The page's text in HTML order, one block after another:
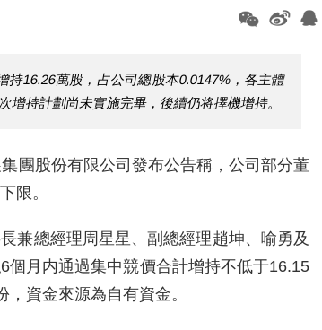
持16.26萬股，占公司總股本0.0147%，各主體
增持計劃尚未實施完畢，後續仍将擇機增持。
團股份有限公司發布公告稱，公司部分董
限。
兼總經理周星星、副總經理趙坤、喻勇及
個月内通過集中競價合計增持不低于16.15
資金來源為自有資金。